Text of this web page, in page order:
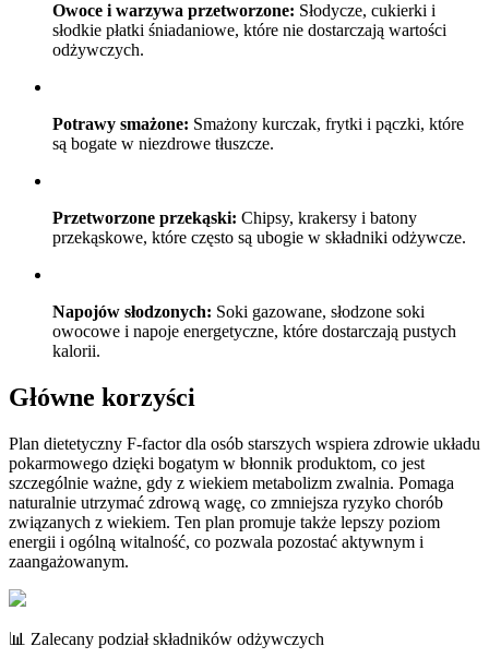
Owoce i warzywa przetworzone: Słodycze, cukierki i
słodkie płatki śniadaniowe, które nie dostarczają wartości
odżywczych.
Potrawy smażone: Smażony kurczak, frytki i pączki, które
są bogate w niezdrowe tłuszcze.
Przetworzone przekąski: Chipsy, krakersy i batony
przekąskowe, które często są ubogie w składniki odżywcze.
Napojów słodzonych: Soki gazowane, słodzone soki
owocowe i napoje energetyczne, które dostarczają pustych
kalorii.
Główne korzyści
Plan dietetyczny F-factor dla osób starszych wspiera zdrowie układu
pokarmowego dzięki bogatym w błonnik produktom, co jest
szczególnie ważne, gdy z wiekiem metabolizm zwalnia. Pomaga
naturalnie utrzymać zdrową wagę, co zmniejsza ryzyko chorób
związanych z wiekiem. Ten plan promuje także lepszy poziom
energii i ogólną witalność, co pozwala pozostać aktywnym i
zaangażowanym.
📊 Zalecany podział składników odżywczych